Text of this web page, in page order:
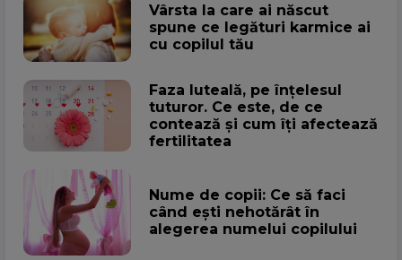
Vârsta la care ai născut
spune ce legături karmice ai
cu copilul tău
Faza luteală, pe înțelesul
tuturor. Ce este, de ce
contează și cum îți afectează
fertilitatea
Nume de copii: Ce să faci
când ești nehotărât în
alegerea numelui copilului